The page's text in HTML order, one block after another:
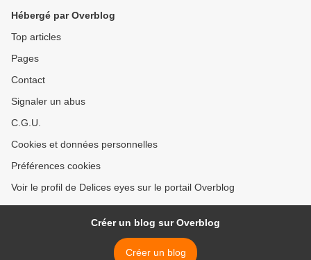
Hébergé par Overblog
Top articles
Pages
Contact
Signaler un abus
C.G.U.
Cookies et données personnelles
Préférences cookies
Voir le profil de Delices eyes sur le portail Overblog
Créer un blog sur Overblog
Créer un blog